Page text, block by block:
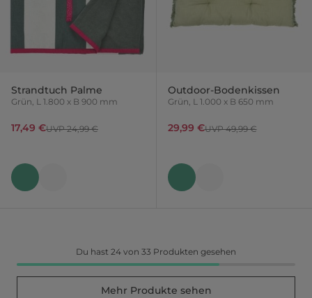
Strandtuch Palme
Grün, L 1.800 x B 900 mm
17,49 €UVP 24,99 €
Outdoor-Bodenkissen
Grün, L 1.000 x B 650 mm
29,99 €UVP 49,99 €
Du hast 24 von 33 Produkten gesehen
Mehr Produkte sehen